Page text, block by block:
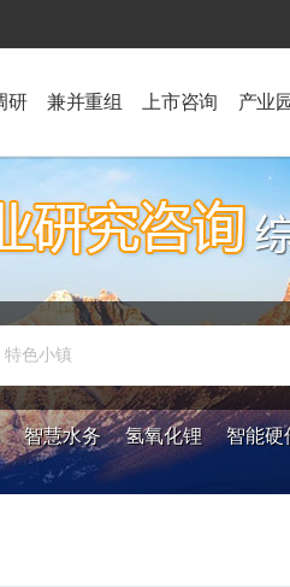
研 兼并重组 上市咨询 产业
色小镇
智慧水务 氢氧化锂 智能硬